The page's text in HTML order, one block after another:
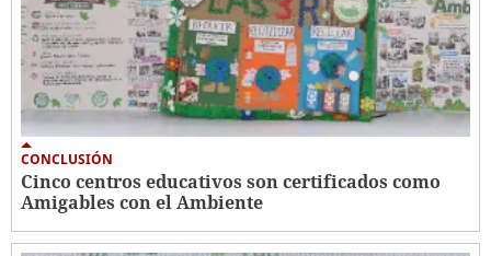
CONCLUSIÓN
Cinco centros educativos son certificados como
Amigables con el Ambiente